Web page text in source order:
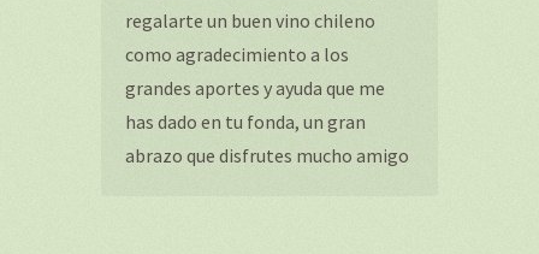
regalarte un buen vino chileno
como agradecimiento a los
grandes aportes y ayuda que me
has dado en tu fonda, un gran
abrazo que disfrutes mucho amigo